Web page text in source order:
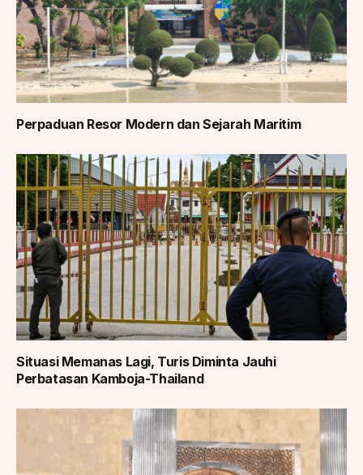
Perpaduan Resor Modern dan Sejarah Maritim
Situasi Memanas Lagi, Turis Diminta Jauhi
Perbatasan Kamboja-Thailand